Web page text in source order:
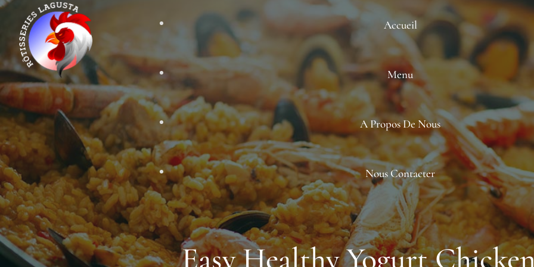
Accueil
Menu
A Propos De Nous
Nous Contacter
Easy Healthy Yogurt